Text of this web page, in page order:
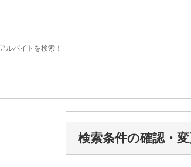
ルバイトを検索！
検索条件の確認・